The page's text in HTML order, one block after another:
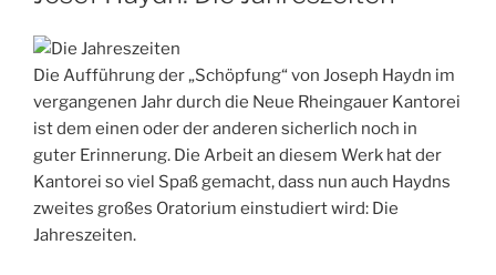
Die Aufführung der „Schöpfung“ von Joseph Haydn im
vergangenen Jahr durch die Neue Rheingauer Kantorei
ist dem einen oder der anderen sicherlich noch in
guter Erinnerung. Die Arbeit an diesem Werk hat der
Kantorei so viel Spaß gemacht, dass nun auch Haydns
zweites großes Oratorium einstudiert wird: Die
Jahreszeiten.